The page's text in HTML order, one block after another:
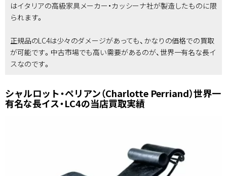
はイタリアの高級家具メーカー・カッシーナ社が製造したものに限
られます。
正規品のLC4は少々のダメージがあっても、かなりの価格での買取
が可能です。中古市場でも高い需要があるのが、世界一有名な長イ
スなのです。
シャルロット・ペリアン（Charlotte Perriand）世界一
有名な長イス・LC4の当店買取実績